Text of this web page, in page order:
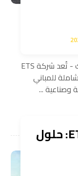
ETS : حلول عزل شاملة لحماية منشآتك - تُعد شركة ETS
للمباني
وصناعية ...
الشركة الهندسية ETS: حلول